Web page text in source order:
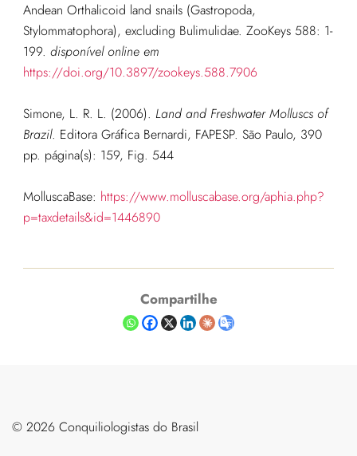
Andean Orthalicoid land snails (Gastropoda,
Stylommatophora), excluding Bulimulidae. ZooKeys 588: 1-
199. disponível online em
https://doi.org/10.3897/zookeys.588.7906
Simone, L. R. L. (2006). Land and Freshwater Molluscs of
Brazil. Editora Gráfica Bernardi, FAPESP. São Paulo, 390
pp. página(s): 159, Fig. 544
MolluscaBase: https://www.molluscabase.org/aphia.php?
p=taxdetails&id=1446890
Compartilhe
©️ 2026 Conquiliologistas do Brasil